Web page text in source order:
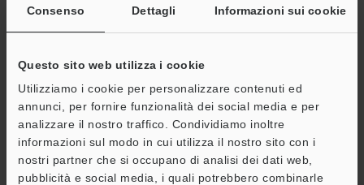
Consenso Dettagli Informazioni sui cookie
Questo sito web utilizza i cookie
Utilizziamo i cookie per personalizzare contenuti ed
annunci, per fornire funzionalità dei social media e per
analizzare il nostro traffico. Condividiamo inoltre
informazioni sul modo in cui utilizza il nostro sito con i
nostri partner che si occupano di analisi dei dati web,
pubblicità e social media, i quali potrebbero combinarle
Quantita: 1Dimensioni file totali:0.71MB
Indirizzo e-mail (obbligatorio)
Download